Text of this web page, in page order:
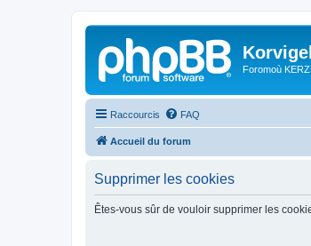
Foromoù
Raccourcis FAQ
Accueil du forum
Supprimer les cookies
Êtes-vous sûr de vouloir supprimer les